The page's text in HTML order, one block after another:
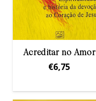
Acreditar no Amor
€6,75